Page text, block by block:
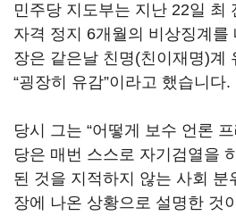
민주당 지도부는 지난 22일 최
자격 정지 6개월의 비상징계를
장은 같은날 친명(친이재명)계
“굉장히 유감”이라고 했습니다.
당시 그는 “어떻게 보수 언론
당은 매번 스스로 자기검열을
된 것을 지적하지 않는 사회 분
장에 나온 상황으로 설명한 것